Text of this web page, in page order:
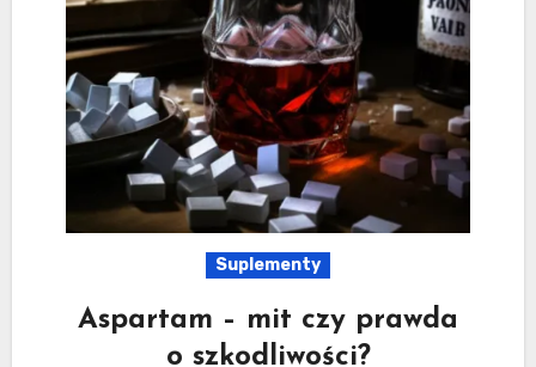
Suplementy
Aspartam – mit czy prawda
o szkodliwości?